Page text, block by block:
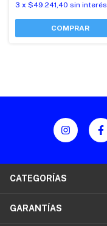
3 x $49.241,40 sin interés
CATEGORÍAS
GARANTÍAS